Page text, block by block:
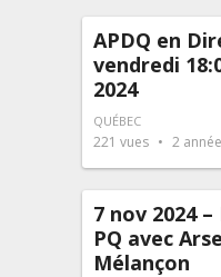
APDQ en
vendredi
2024
QUÉBEC
221 vues 2
7 nov 2024
PQ avec
Mélançon